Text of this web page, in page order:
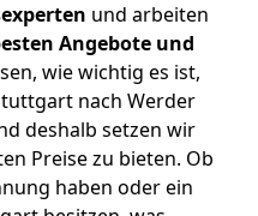
und arbeiten
Angebote und
wie wichtig es ist,
nach Werder
deshalb setzen wir
Preise zu bieten. Ob
haben oder ein